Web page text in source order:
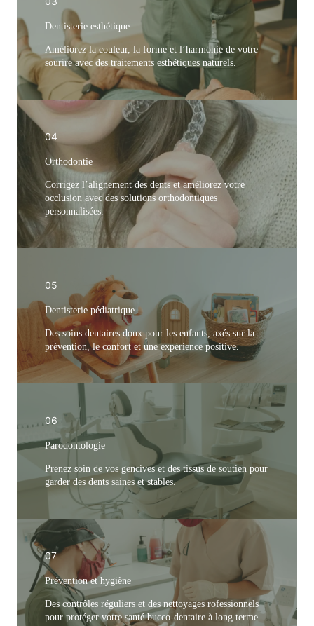
Dentisterie esthétique
Améliorez la couleur, la forme et l’harmonie de votre
sourire avec des traitements esthétiques naturels.
04
Orthodontie
Corrigez l’alignement des dents et améliorez votre
occlusion avec des solutions orthodontiques
personnalisées.
05
Dentisterie pédiatrique
Des soins dentaires doux pour les enfants, axés sur la
prévention, le confort et une expérience positive.
06
Parodontologie
Prenez soin de vos gencives et des tissus de soutien pour
garder des dents saines et stables.
07
Prévention et hygiène
Des contrôles réguliers et des nettoyages rofessionnels
pour protéger votre santé bucco-dentaire à long terme.